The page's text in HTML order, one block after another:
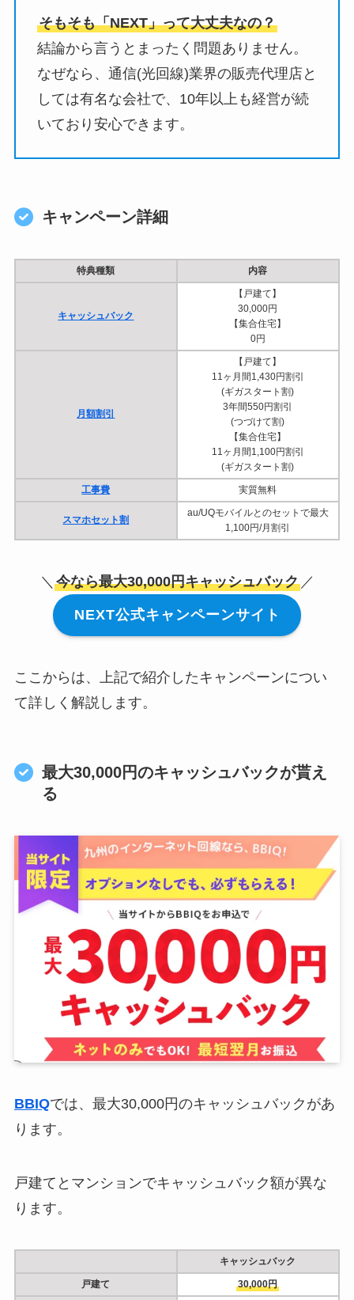
そもそも「NEXT」って大丈夫なの？
結論から言うとまったく問題ありません。
なぜなら、通信(光回線)業界の販売代理店と
しては有名な会社で、10年以上も経営が続
いており安心できます。
キャンペーン詳細
特典種類 内容
キャッシュバック
【戸建て】
30,000円
【集合住宅】
0円
月額割引
【戸建て】
11ヶ月間1,430円割引
(ギガスタート割)
3年間550円割引
(つづけて割)
【集合住宅】
11ヶ月間1,100円割引
(ギガスタート割)
工事費 実質無料
スマホセット割
au/UQモバイルとのセットで最大
1,100円/月割引
＼ 今なら最大30,000円キャッシュバック／
NEXT公式キャンペーンサイト
ここからは、上記で紹介したキャンペーンについ
て詳しく解説します。
最大30,000円のキャッシュバックが貰え
る
BBIQでは、最大30,000円のキャッシュバックがあ
ります。
戸建てとマンションでキャッシュバック額が異な
ります。
キャッシュバック
戸建て 30,000円